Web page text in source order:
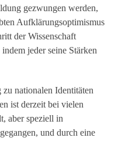
gezwungen werden,
Aufklärungsoptimismus
der Wissenschaft
jeder seine Stärken
nationalen Identitäten
ist derzeit bei vielen
aber speziell in
und durch eine